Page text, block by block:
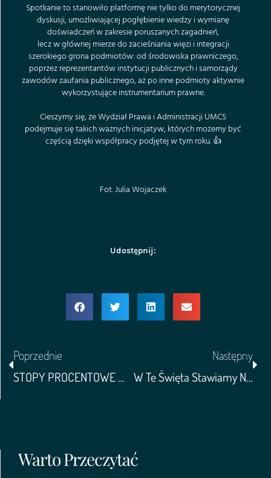
Spotkanie to stanowiło platformę nie tylko do merytorycznej
dyskusji, umożliwiającej pogłębienie wiedzy i wymianę
doświadczeń w zakresie poruszanych zagadnień,
lecz w głównej mierze do zacieśniania więzi i integracji
szerokiego grona podmiotów: od środowiska prawniczego,
poprzez reprezentantów instytucji publicznych i samorządy
zawodów zaufania publicznego, aż po inne podmioty aktywnie
wykorzystujące instrumentarium prawne.
Cieszymy się, że Wydział Prawa i Administracji UMCS
podejmuje się takich ważnych inicjatyw, których możemy być
częścią dzięki współpracy podjętej w tym roku. 👍
Fot. Julia Wojaczek
Udostępnij:
Poprzednie
STOPY PROCENTOWE W PRAKTYCE
Następny
W Te Święta Stawiamy Na To, Co Najważniejsze – Dzielenie Się Dobrem! 🎄🎁
Warto Przeczytać